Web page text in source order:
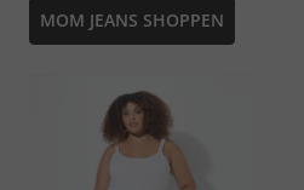
MOM JEANS SHOPPEN